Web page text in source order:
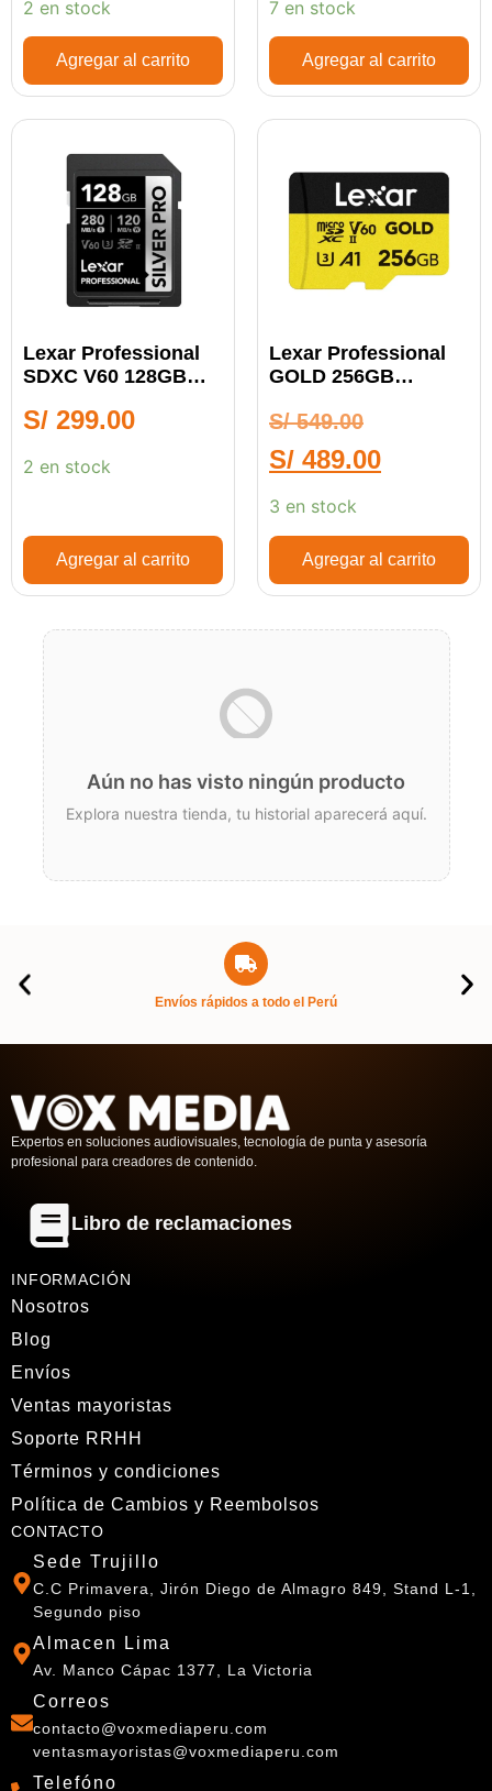
2 en stock
Agregar al carrito
7 en stock
Agregar al carrito
Lexar Professional
SDXC V60 128GB
S/ 299.00
2 en stock
Agregar al carrito
Lexar Professional
GOLD 256GB
S/549.00
S/ 489.00
3 en stock
Agregar al carrito
Aún no has visto ningún producto
Explora nuestra tienda, tu historial aparecerá aquí.
Envíos rápidos a todo el Perú
Expertos en soluciones audiovisuales, tecnología de punta y asesoría
profesional para creadores de contenido.
Libro de reclamaciones
INFORMACIÓN
Nosotros
Blog
Envíos
Ventas mayoristas
Soporte RRHH
Términos y condiciones
Política de Cambios y Reembolsos
CONTACTO
Sede Trujillo
C.C Primavera, Jirón Diego de Almagro 849, Stand L-1,
Segundo piso
Almacen Lima
Av. Manco Cápac 1377, La Victoria
Correos
contacto@voxmediaperu.com
ventasmayoristas@voxmediaperu.com
Telefóno